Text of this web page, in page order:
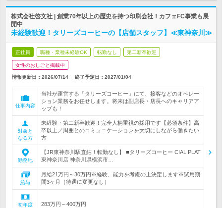
株式会社啓文社 | 創業70年以上の歴史を持つ印刷会社！カフェFC事業も展
開中
未経験歓迎！タリーズコーヒーの【店舗スタッフ】≪東神奈川≫
正社員 職種・業種未経験OK 転勤なし 第二新卒歓迎
女性のおしごと掲載中
情報更新日：2026/07/14 終了予定日： 2027/01/04
仕事内容
当社が運営する「タリーズコーヒー」にて、接客などのオペレー
ション業務をお任せします。将来は副店長・店長へのキャリアア
ップも！
対象と
なる方
未経験・第二新卒歓迎！完全人柄重視の採用です【必須条件】高
卒以上／周囲とのコミュニケーションを大切にしながら働きたい
方
勤務地
【JR東神奈川駅直結！転勤なし】 ■タリーズコーヒー CIAL PLAT
東神奈川店 神奈川県横浜市…
給与
月給21万円～30万円※経験、能力を考慮の上決定します※試用期
間3ヶ月（待遇に変更なし）
初年度
283万円～400万円